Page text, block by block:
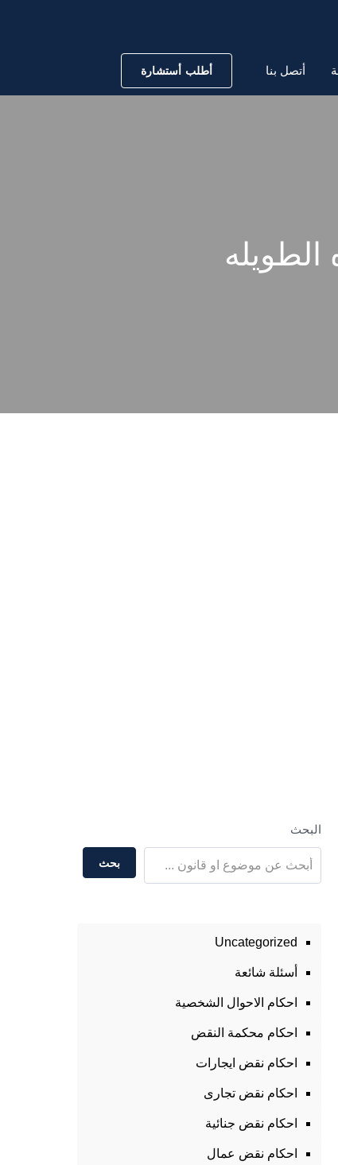
أتصل بنا أطلب أستشارة
البحث
بحث
Uncategorized
أسئلة شائعة
احكام الاحوال الشخصية
احكام محكمة النقض
احكام نقض ايجارات
احكام نقض تجارى
احكام نقض جنائية
احكام نقض عمال